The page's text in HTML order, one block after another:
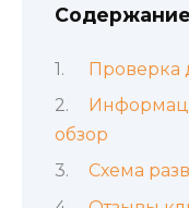
Содержание
Проверка
обзор
Схема